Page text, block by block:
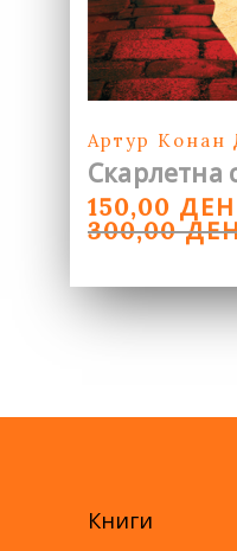
Артур Конан
Скарлетна
300,00
ORIGINAL
PRICE
WAS:
150,00 ДЕН
CURRENT
PRICE
Книги